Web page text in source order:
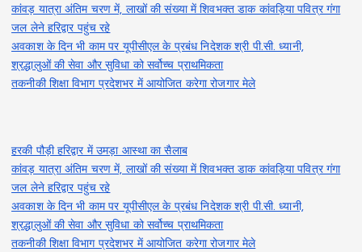
कांवड़ यात्रा अंतिम चरण में, लाखों की संख्या में शिवभक्त डाक कांवड़िया पवित्र गंगा
जल लेने हरिद्वार पहुंच रहे
अवकाश के दिन भी काम पर यूपीसीएल के प्रबंध निदेशक श्री पी.सी. ध्यानी,
श्रद्धालुओं की सेवा और सुविधा को सर्वोच्च प्राथमिकता
तकनीकी शिक्षा विभाग प्रदेशभर में आयोजित करेगा रोजगार मेले
हरकी पौड़ी हरिद्वार में उमड़ा आस्था का सैलाब
कांवड़ यात्रा अंतिम चरण में, लाखों की संख्या में शिवभक्त डाक कांवड़िया पवित्र गंगा
जल लेने हरिद्वार पहुंच रहे
अवकाश के दिन भी काम पर यूपीसीएल के प्रबंध निदेशक श्री पी.सी. ध्यानी,
श्रद्धालुओं की सेवा और सुविधा को सर्वोच्च प्राथमिकता
तकनीकी शिक्षा विभाग प्रदेशभर में आयोजित करेगा रोजगार मेले